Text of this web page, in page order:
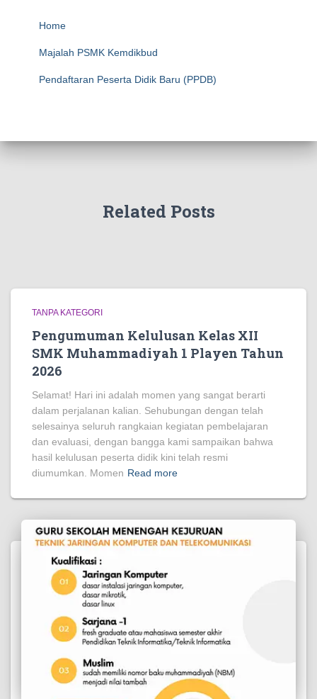
Home
Majalah PSMK Kemdikbud
Pendaftaran Peserta Didik Baru (PPDB)
Related Posts
TANPA KATEGORI
Pengumuman Kelulusan Kelas XII
SMK Muhammadiyah 1 Playen Tahun
2026
Selamat! Hari ini adalah momen yang sangat berarti
dalam perjalanan kalian. Sehubungan dengan telah
selesainya seluruh rangkaian kegiatan pembelajaran
dan evaluasi, dengan bangga kami sampaikan bahwa
hasil kelulusan peserta didik kini telah resmi
diumumkan. Momen Read more